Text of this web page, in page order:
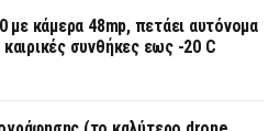
με κάμερα 48mp, πετάει αυτόνομα
συνθήκες εως -20 C